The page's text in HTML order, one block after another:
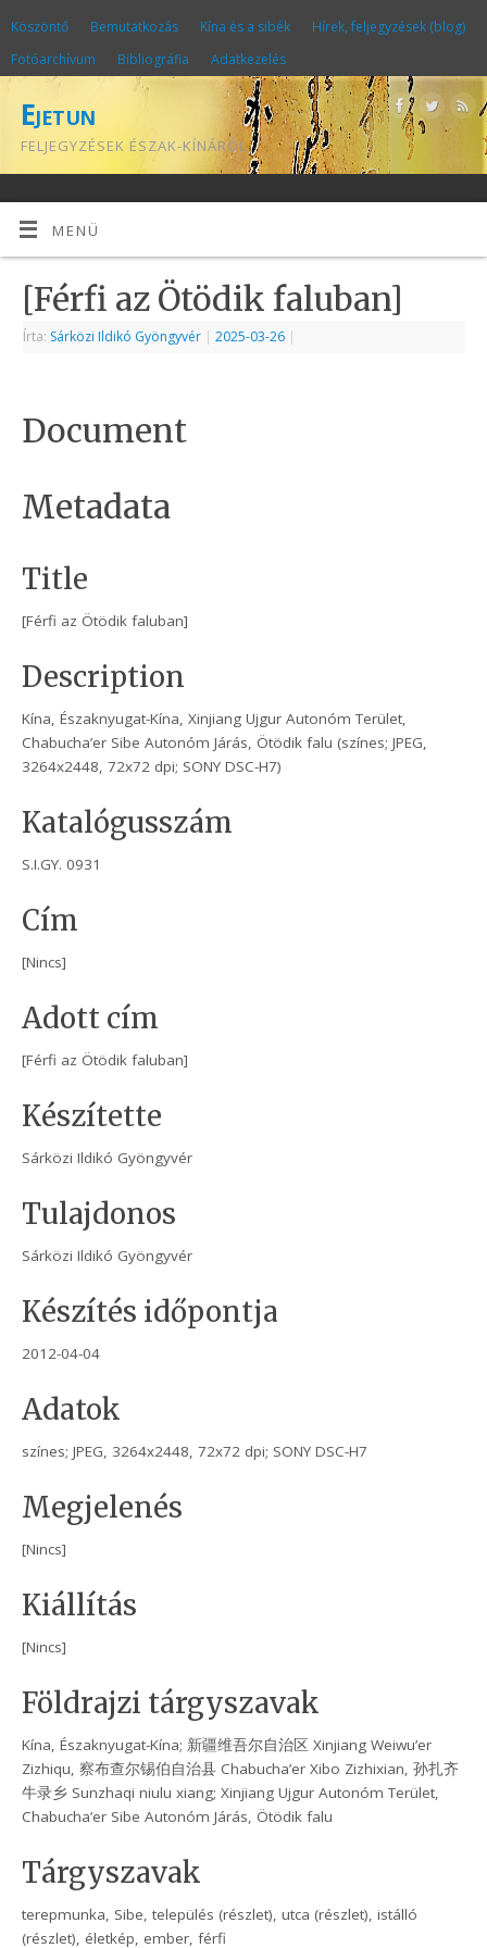
Köszöntő Bemutatkozás Kína és a sibék
Hírek, feljegyzések (blog)
Fotóarchívum
Bibliográfia Adatkezelés
Ejetun
FELJEGYZÉSEK ÉSZAK-KÍNÁRÓL
MENÜ
[Férfi az Ötödik faluban]
Írta: Sárközi Ildikó Gyöngyvér | 2025-03-26 |
Document
Metadata
Title
[Férfi az Ötödik faluban]
Description
Kína, Északnyugat-Kína, Xinjiang Ujgur Autonóm Terület,
Chabucha’er Sibe Autonóm Járás, Ötödik falu (színes; JPEG,
3264x2448, 72x72 dpi; SONY DSC-H7)
Katalógusszám
S.I.GY. 0931
Cím
[Nincs]
Adott cím
[Férfi az Ötödik faluban]
Készítette
Sárközi Ildikó Gyöngyvér
Tulajdonos
Sárközi Ildikó Gyöngyvér
Készítés időpontja
2012-04-04
Adatok
színes; JPEG, 3264x2448, 72x72 dpi; SONY DSC-H7
Megjelenés
[Nincs]
Kiállítás
[Nincs]
Földrajzi tárgyszavak
Kína, Északnyugat-Kína; 新疆维吾尔自治区 Xinjiang Weiwu’er
Zizhiqu, 察布查尔锡伯自治县 Chabucha’er Xibo Zizhixian, 孙扎齐
牛录乡 Sunzhaqi niulu xiang; Xinjiang Ujgur Autonóm Terület,
Chabucha’er Sibe Autonóm Járás, Ötödik falu
Tárgyszavak
terepmunka, Sibe, település (részlet), utca (részlet), istálló
(részlet), életkép, ember, férfi